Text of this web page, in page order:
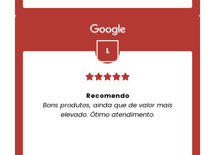
Recomendo
Bons produtos, ainda que de valor mais
elevado. Ótimo atendimento.